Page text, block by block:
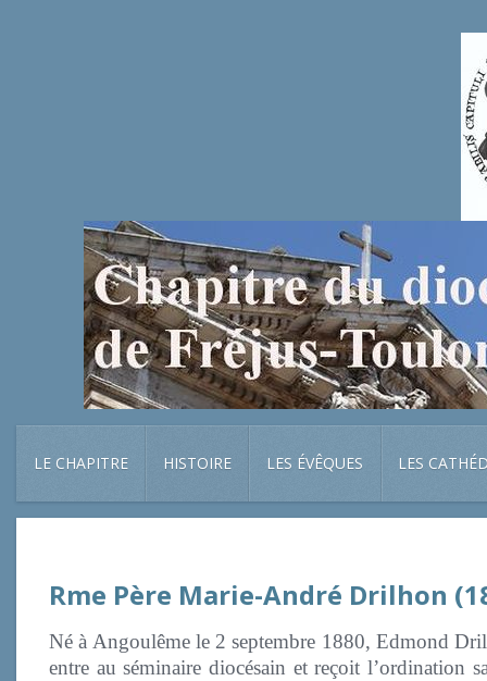
LE CHAPITRE HISTOIRE LES ÉVÊQUES LES
Rme Père Marie-André Drilhon
Né à Angoulême le 2 septembre 1880, Edmond
entre au séminaire diocésain et reçoit l’ordination